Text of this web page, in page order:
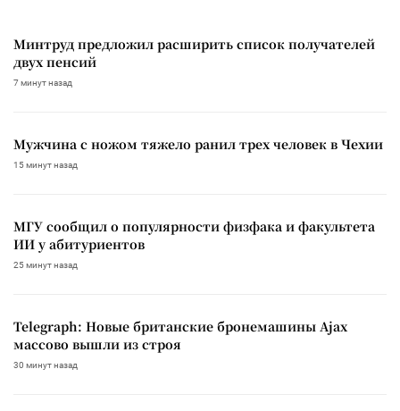
Минтруд предложил расширить список получателей
двух пенсий
7 минут назад
Мужчина с ножом тяжело ранил трех человек в Чехии
15 минут назад
МГУ сообщил о популярности физфака и факультета
ИИ у абитуриентов
25 минут назад
Telegraph: Новые британские бронемашины Ajax
массово вышли из строя
30 минут назад